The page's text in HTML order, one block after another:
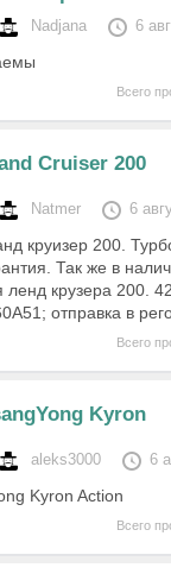
Nadjana 6
Всего
Cruiser 200
Natmer 6
круизер 200.
Так же в
ленд крузера 200.
отправка в
Всего
Kyron
aleks3000 6
Kyron Action
Всего